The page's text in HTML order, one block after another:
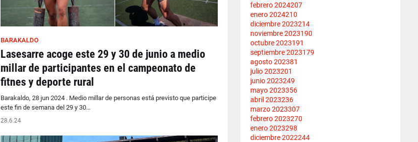
BARAKALDO
Lasesarre acoge este 29 y 30 de junio a medio
millar de participantes en el campeonato de
fitnes y deporte rural
Barakaldo, 28 jun 2024 . Medio millar de personas está previsto que participe
este fin de semana del 29 y 30…
28.6.24
febrero 2024207
enero 2024210
diciembre 2023214
noviembre 2023190
octubre 2023191
septiembre 2023179
agosto 202381
julio 2023201
junio 2023249
mayo 2023356
abril 2023236
marzo 2023307
febrero 2023270
enero 2023298
diciembre 2022244